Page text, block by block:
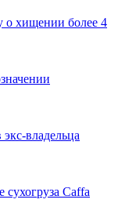
о хищении более 4
владельца
Caffa